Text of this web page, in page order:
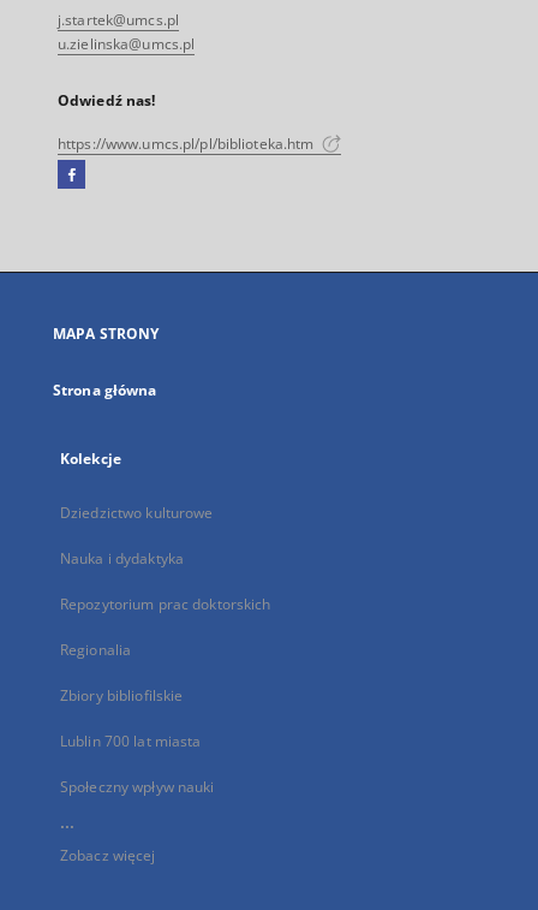
j.startek@umcs.pl
u.zielinska@umcs.pl
Odwiedź nas!
https://www.umcs.pl/pl/biblioteka.htm
Facebook
się
karcie
MAPA STRONY
Strona główna
Kolekcje
Dziedzictwo kulturowe
Nauka i dydaktyka
Repozytorium prac doktorskich
Regionalia
Zbiory bibliofilskie
Lublin 700 lat miasta
Społeczny wpływ nauki
...
Zobacz więcej